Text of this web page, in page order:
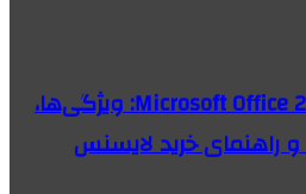
معرفی کامل Microsoft Office 2024: ویژگی‌ها،
و راهنمای خرید لایسنس